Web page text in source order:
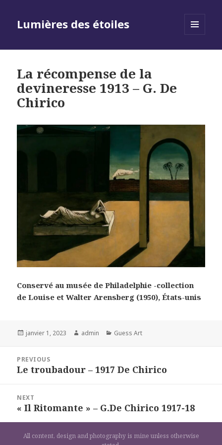
Lumières des étoiles
La récompense de la
devineresse 1913 – G. De
Chirico
Conservé au musée de Philadelphie -collection
de Louise et Walter Arensberg (1950), États-unis
Posted
janvier 1, 2023 Author
admin Categories
Guess Art
l’article
PREVIOUS
Previous
Le troubadour – 1917 De Chirico
NEXT
Next
« Il Ritomante » – G.De Chirico 1917-18
All content, design and photography is mine unless otherwise